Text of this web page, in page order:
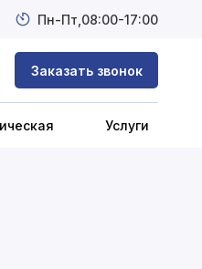
Заказать звонок
Услуги
Пн-Пт, 08:00-17:00